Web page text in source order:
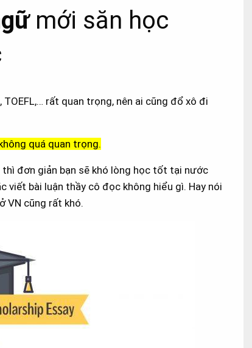
mới săn học
rất quan trọng, nên ai cũng đổ xô đi
quá quan trọng.
thì đơn giản bạn sẽ khó lòng học tốt tại nước
viết bài luận thầy cô đọc không hiểu gì. Hay nói
VN cũng rất khó.